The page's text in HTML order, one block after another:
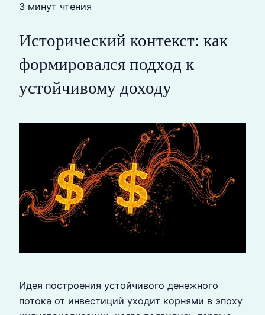
3 минут чтения
Исторический контекст: как
формировался подход к
устойчивому доходу
Идея построения устойчивого денежного
потока от инвестиций уходит корнями в эпоху